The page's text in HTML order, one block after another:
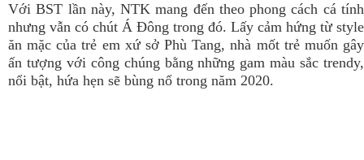
Với BST lần này, NTK mang đến theo phong cách cá tính
nhưng vẫn có chút Á Đông trong đó. Lấy cảm hứng từ style
ăn mặc của trẻ em xứ sở Phù Tang, nhà mốt trẻ muốn gây
ấn tượng với công chúng bằng những gam màu sắc trendy,
nổi bật, hứa hẹn sẽ bùng nổ trong năm 2020.